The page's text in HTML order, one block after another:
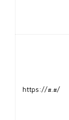
https://#.#/